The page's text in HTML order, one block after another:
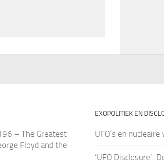
– The Greatest
Floyd and the
EXOPOLITIEK EN
UFO’s en
‘UFO Disclosure’: